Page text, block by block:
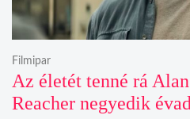
Az életét tenné rá
Reacher negyedik
Filmipar